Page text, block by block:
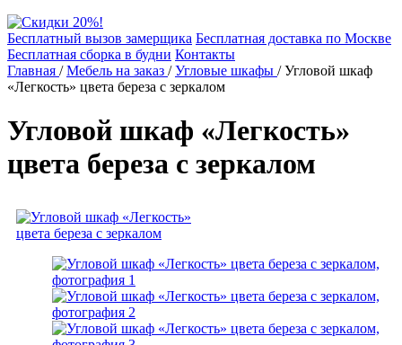
Бесплатный вызов замерщика Бесплатная доставка по Москве
Бесплатная сборка в будни Контакты
Главная /Мебель на заказ /Угловые шкафы /Угловой шкаф
«Легкость» цвета береза с зеркалом
Угловой шкаф «Легкость»
цвета береза с зеркалом